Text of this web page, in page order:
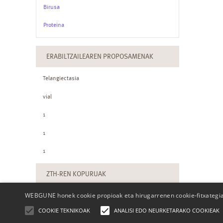
Birusa
Proteina
ERABILTZAILEAREN PROPOSAMENAK
Telangiectasia
vial
1
1
1
ZTH-REN KOPURUAK
WEBGUNE honek cookie propioak eta hirugarrenen cookie-
COOKIE TEKNIKOAK ANALISI EDO NEURKETARAKO COOKIEAK